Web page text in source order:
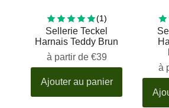
(1) 1 total reviews
Sellerie Teckel
Harnais Teddy Brun
à partir de €39
Ajouter au panier
à